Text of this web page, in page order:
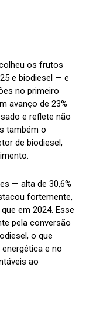
os frutos
e biodiesel — e
no primeiro
avanço de 23%
e reflete não
também o
de biodiesel,
— alta de 30,6%
fortemente,
em 2024. Esse
pela conversão
o que
e no
ao